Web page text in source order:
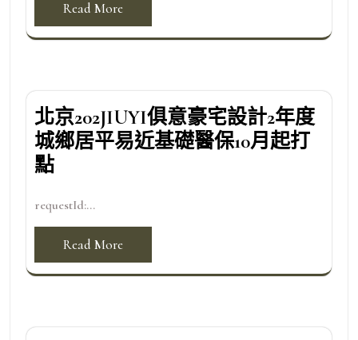
Read More
北京202JIUYI俱意豪宅設計2年度
城鄉居平易近基礎醫保10月起打
點
requestId:...
Read More